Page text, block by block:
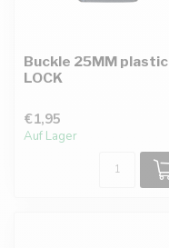
Buckle 25MM plastic
LOCK
€1,95
Auf Lager